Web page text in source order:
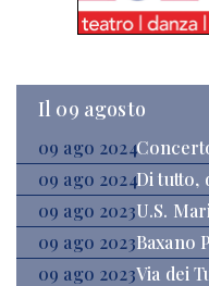
Il 09 agosto
09 ago 2024
09 ago 2024Di tutto,
09 ago 2023U.S.
09 ago 2023Baxano
09 ago 2023Via dei